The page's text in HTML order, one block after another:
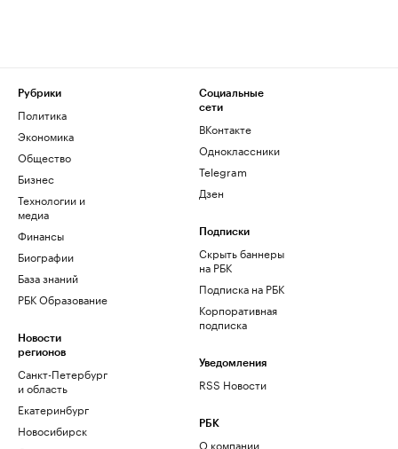
Рубрики
Политика
Экономика
Общество
Бизнес
Технологии и
медиа
Финансы
Биографии
База знаний
РБК Образование
Новости
регионов
Санкт-Петербург
и область
Екатеринбург
Новосибирск
Социальные
сети
ВКонтакте
Одноклассники
Telegram
Дзен
Подписки
Скрыть баннеры
на РБК
Подписка на РБК
Корпоративная
подписка
Уведомления
RSS Новости
РБК
О компании